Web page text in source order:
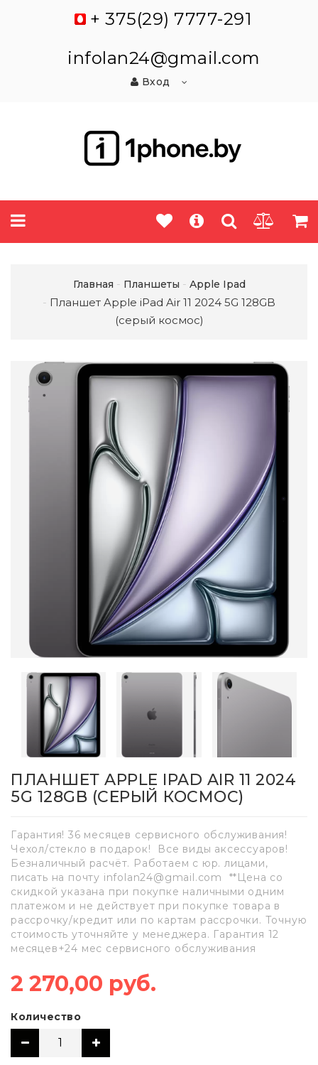
+ 375(29) 7777-291
infolan24@gmail.com
Вход
Главная Планшеты Apple Ipad
Планшет Apple iPad Air 11 2024 5G 128GB
(серый космос)
ПЛАНШЕТ APPLE IPAD AIR 11 2024
5G 128GB (СЕРЫЙ КОСМОС)
Гарантия! 36 месяцев сервисного обслуживания!
Чехол/стекло в подарок! Все виды аксессуаров!
Безналичный расчёт. Работаем с юр. лицами,
писать на почту infolan24@gmail.com **Цена со
скидкой указана при покупке наличными одним
платежом и не действует при покупке товара в
рассрочку/кредит или по картам рассрочки. Точную
стоимость уточняйте у менеджера. Гарантия 12
месяцев+24 мес сервисного обслуживания
2 270,00 руб.
Количество